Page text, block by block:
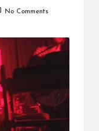
No Comments